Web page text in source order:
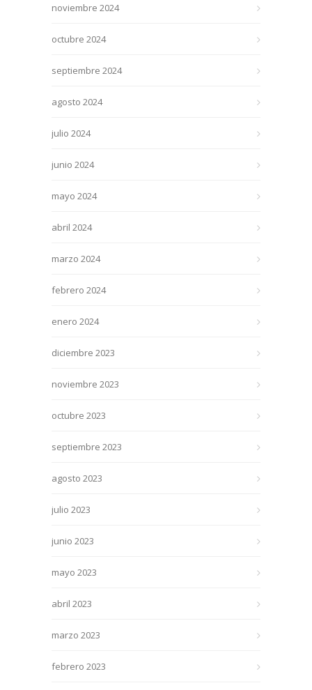
noviembre 2024
octubre 2024
septiembre 2024
agosto 2024
julio 2024
junio 2024
mayo 2024
abril 2024
marzo 2024
febrero 2024
enero 2024
diciembre 2023
noviembre 2023
octubre 2023
septiembre 2023
agosto 2023
julio 2023
junio 2023
mayo 2023
abril 2023
marzo 2023
febrero 2023